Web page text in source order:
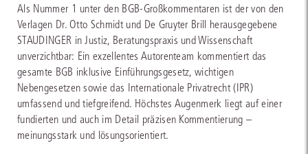
Als Nummer 1 unter den BGB-Großkommentaren ist der von den
Verlagen Dr. Otto Schmidt und De Gruyter Brill herausgegebene
STAUDINGER in Justiz, Beratungspraxis und Wissenschaft
unverzichtbar: Ein exzellentes Autorenteam kommentiert das
gesamte BGB inklusive Einführungsgesetz, wichtigen
Nebengesetzen sowie das Internationale Privatrecht (IPR)
umfassend und tiefgreifend. Höchstes Augenmerk liegt auf einer
fundierten und auch im Detail präzisen Kommentierung –
meinungsstark und lösungsorientiert.